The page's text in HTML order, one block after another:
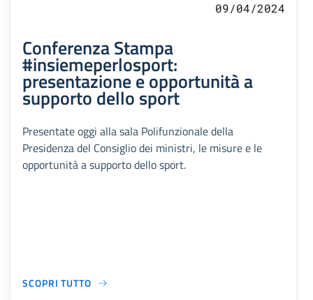
09/04/2024
Conferenza Stampa
#insiemeperlosport:
presentazione e opportunità a
supporto dello sport
Presentate oggi alla sala Polifunzionale della
Presidenza del Consiglio dei ministri, le misure e le
opportunità a supporto dello sport.
SCOPRI TUTTO